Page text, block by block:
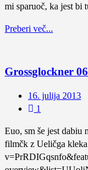
mi sparuoč, ka jest
Preberi več...
Grossglockner
16. julija 2013
1
Euo, sm še jest dabiu
filmčk z Ueličga